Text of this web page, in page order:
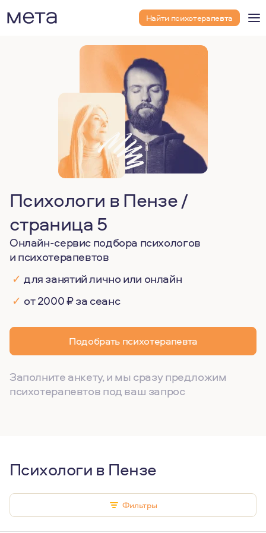
Найти психотерапевта
Психологи в Пензе /
страница 5
Онлайн-сервис подбора психологов
и психотерапевтов
✓ для занятий лично или онлайн
✓ от 2000 ₽ за сеанс
Подобрать психотерапевта
Заполните анкету, и мы сразу предложим
психотерапевтов под ваш запрос
Психологи в Пензе
Фильтры